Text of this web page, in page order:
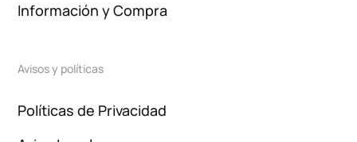
Información y Compra
Avisos y políticas
Políticas de Privacidad